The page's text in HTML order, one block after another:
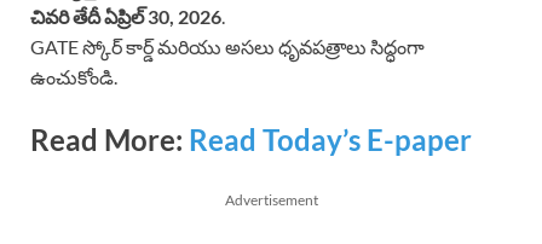
చివరి తేదీ ఏప్రిల్ 30, 2026.
GATE స్కోర్ కార్డ్ మరియు అసలు ధృవపత్రాలు సిద్ధంగా
ఉంచుకోండి.
Read More: Read Today’s E-paper
Advertisement